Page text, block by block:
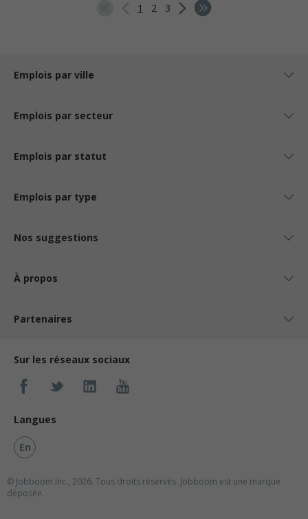
1 2 3
Emplois par ville
Emplois par secteur
Emplois par statut
Emplois par type
Nos suggestions
À propos
Partenaires
Sur les réseaux sociaux
Langues
En
© Jobboom Inc., 2026. Tous droits réservés. Jobboom est une marque
déposée.